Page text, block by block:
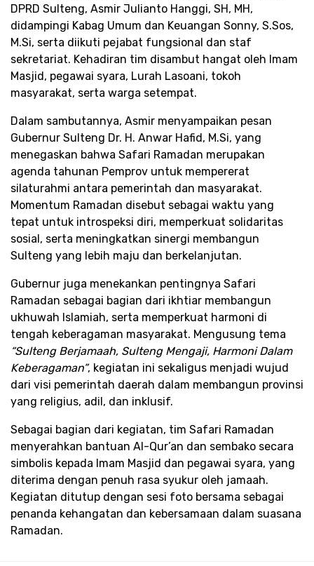
DPRD Sulteng, Asmir Julianto Hanggi, SH, MH,
didampingi Kabag Umum dan Keuangan Sonny, S.Sos,
M.Si, serta diikuti pejabat fungsional dan staf
sekretariat. Kehadiran tim disambut hangat oleh Imam
Masjid, pegawai syara, Lurah Lasoani, tokoh
masyarakat, serta warga setempat.
Dalam sambutannya, Asmir menyampaikan pesan
Gubernur Sulteng Dr. H. Anwar Hafid, M.Si, yang
menegaskan bahwa Safari Ramadan merupakan
agenda tahunan Pemprov untuk mempererat
silaturahmi antara pemerintah dan masyarakat.
Momentum Ramadan disebut sebagai waktu yang
tepat untuk introspeksi diri, memperkuat solidaritas
sosial, serta meningkatkan sinergi membangun
Sulteng yang lebih maju dan berkelanjutan.
Gubernur juga menekankan pentingnya Safari
Ramadan sebagai bagian dari ikhtiar membangun
ukhuwah Islamiah, serta memperkuat harmoni di
tengah keberagaman masyarakat. Mengusung tema
“Sulteng Berjamaah, Sulteng Mengaji, Harmoni Dalam
Keberagaman”, kegiatan ini sekaligus menjadi wujud
dari visi pemerintah daerah dalam membangun provinsi
yang religius, adil, dan inklusif.
Sebagai bagian dari kegiatan, tim Safari Ramadan
menyerahkan bantuan Al-Qur’an dan sembako secara
simbolis kepada Imam Masjid dan pegawai syara, yang
diterima dengan penuh rasa syukur oleh jamaah.
Kegiatan ditutup dengan sesi foto bersama sebagai
penanda kehangatan dan kebersamaan dalam suasana
Ramadan.